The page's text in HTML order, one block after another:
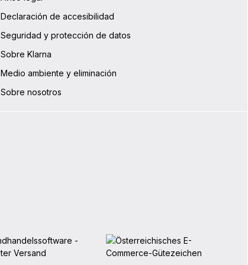
Declaración de accesibilidad
Seguridad y protección de datos
Sobre Klarna
Medio ambiente y eliminación
Sobre nosotros